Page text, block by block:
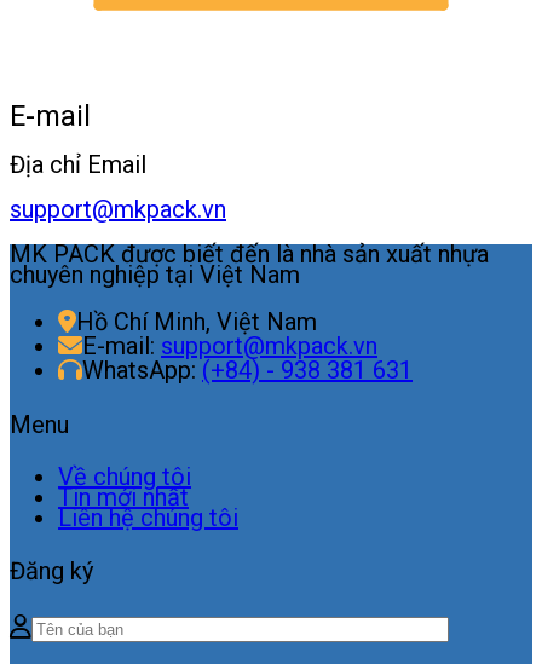
E-mail
Địa chỉ Email
support@mkpack.vn
MK PACK được biết đến là nhà sản xuất nhựa
chuyên nghiệp tại Việt Nam
Hồ Chí Minh, Việt Nam
E-mail: support@mkpack.vn
WhatsApp: (+84) - 938 381 631
Menu
Về chúng tôi
Tin mới nhất
Liên hệ chúng tôi
Đăng ký